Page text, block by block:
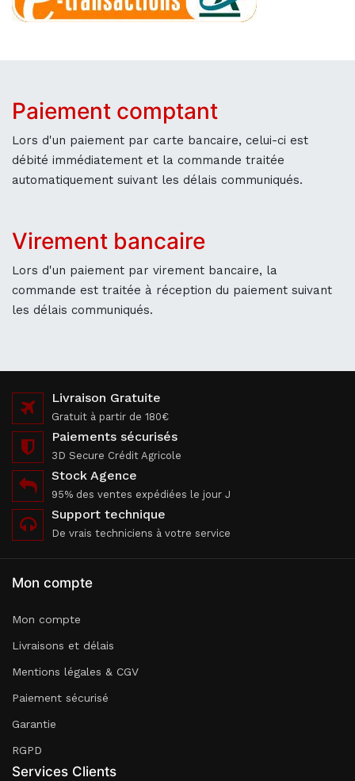
Paiement comptant
Lors d'un paiement par carte bancaire, celui-ci est
débité immédiatement et la commande traitée
automatiquement suivant les délais communiqués.
Virement bancaire
Lors d'un paiement par virement bancaire, la
commande est traitée à réception du paiement suivant
les délais communiqués.
Livraison Gratuite
Gratuit à partir de 180€
Paiements sécurisés
3D Secure Crédit Agricole
Stock Agence
95% des ventes expédiées le jour J
Support technique
De vrais techniciens à votre service
Mon compte
Mon compte
Livraisons et délais
Mentions légales & CGV
Paiement sécurisé
Garantie
RGPD
Services Clients